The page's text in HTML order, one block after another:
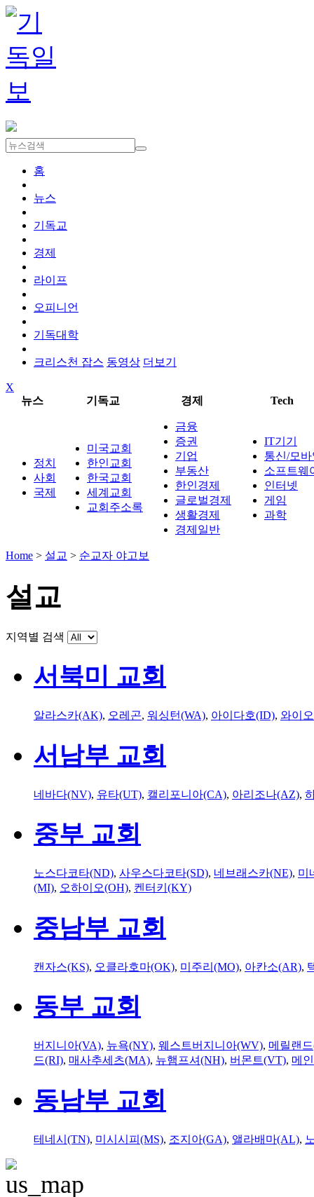
홈
뉴스
기독교
경제
라이프
오피니언
기독대학
크리스천 잡스 동영상 더보기
X
뉴스
기독교 경제 Tech
정치
사회
국제
미국교회
한인교회
한국교회
세계교회
교회주소록
금융
증권
기업
부동산
한인경제
글로벌경제
생활경제
경제일반
IT기기
통신/모
소프트웨
인터넷
게임
과학
Home > 설교 > 순교자 야고보
설교
지역별 검색
서북미 교회
알라스카(AK), 오레곤, 워싱턴(WA), 아이다호(ID), 와이
서남부 교회
네바다(NV), 유타(UT), 캘리포니아(CA), 아리조나(AZ),
중부 교회
노스다코타(ND), 사우스다코타(SD), 네브래스카(NE), 미
(MI), 오하이오(OH), 켄터키(KY)
중남부 교회
캔자스(KS), 오클라호마(OK), 미주리(MO), 아칸소(AR),
동부 교회
버지니아(VA), 뉴욕(NY), 웨스트버지니아(WV), 메릴랜
드(RI), 매사추세츠(MA), 뉴햄프셔(NH), 버몬트(VT), 메
동남부 교회
테네시(TN), 미시시피(MS), 조지아(GA), 앨라배마(AL),